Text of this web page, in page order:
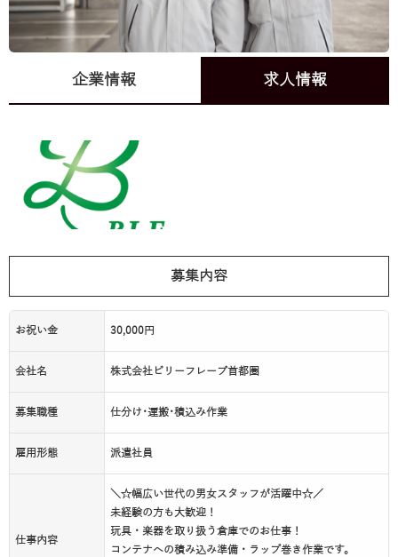
企業情報 求人情報
募集内容
お祝い金 30,000円
会社名 株式会社ビリーフレーブ首都圏
募集職種 仕分け･運搬･積込み作業
雇用形態 派遣社員
仕事内容
＼☆幅広い世代の男女スタッフが活躍中☆／
未経験の方も大歓迎！
玩具・楽器を取り扱う倉庫でのお仕事！
コンテナへの積み込み準備・ラップ巻き作業です。